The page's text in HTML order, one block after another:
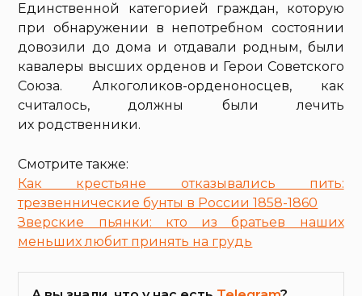
Единственной категорией граждан, которую
при обнаружении в непотребном состоянии
довозили до дома и отдавали родным, были
кавалеры высших орденов и Герои Советского
Союза. Алкоголиков-орденоносцев, как
считалось, должны были лечить
их родственники.
Смотрите также:
Как крестьяне отказывались пить:
трезвеннические бунты в России 1858-1860
Зверские пьянки: кто из братьев наших
меньших любит принять на грудь